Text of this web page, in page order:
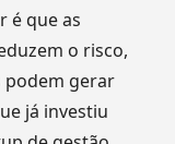
é que as
o risco,
podem gerar
já investiu